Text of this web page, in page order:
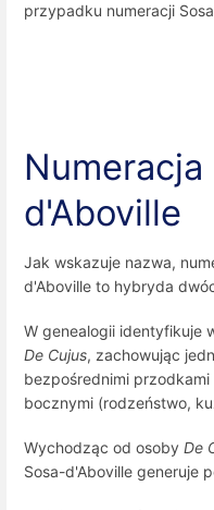
przypadku numeracji
Numeracja
d'Aboville
Jak wskazuje nazwa,
d'Aboville to hybryda
W genealogii identyfikuje
De Cujus, zachowując
bezpośrednimi
bocznymi (rodzeństwo,
Wychodząc od osoby De
Sosa-d'Aboville generuje